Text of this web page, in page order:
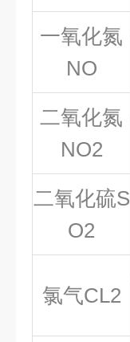
一氧化氮
NO
二氧化氮
NO2
二氧化硫S
O2
氯气CL2